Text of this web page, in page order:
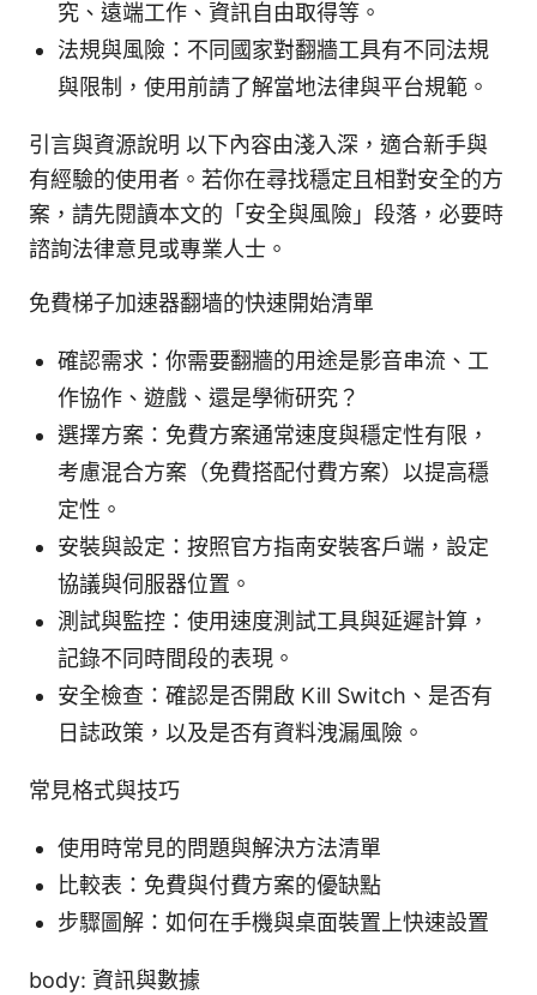
究、遠端工作、資訊自由取得等。
法規與風險：不同國家對翻牆工具有不同法規
與限制，使用前請了解當地法律與平台規範。
引言與資源說明 以下內容由淺入深，適合新手與
有經驗的使用者。若你在尋找穩定且相對安全的方
案，請先閱讀本文的「安全與風險」段落，必要時
諮詢法律意見或專業人士。
免費梯子加速器翻墙的快速開始清單
確認需求：你需要翻牆的用途是影音串流、工
作協作、遊戲、還是學術研究？
選擇方案：免費方案通常速度與穩定性有限，
考慮混合方案（免費搭配付費方案）以提高穩
定性。
安裝與設定：按照官方指南安裝客戶端，設定
協議與伺服器位置。
測試與監控：使用速度測試工具與延遲計算，
記錄不同時間段的表現。
安全檢查：確認是否開啟 Kill Switch、是否有
日誌政策，以及是否有資料洩漏風險。
常見格式與技巧
使用時常見的問題與解決方法清單
比較表：免費與付費方案的優缺點
步驟圖解：如何在手機與桌面裝置上快速設置
body: 資訊與數據